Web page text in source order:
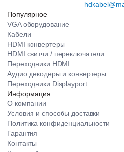
Популярное
VGA оборудование
Кабели
HDMI конвертеры
HDMI свитчи / переключатели
Переходники HDMI
Аудио декодеры и конвертеры
Переходники Displayport
Информация
О компании
Условия и способы доставки
Политика конфиденциальности
Гарантия
Контакты